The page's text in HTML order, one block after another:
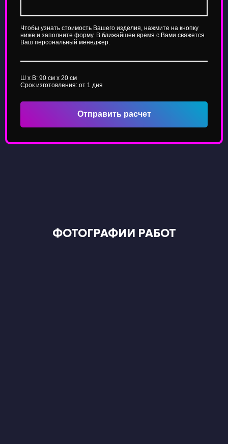
Чтобы узнать стоимость Вашего изделия, нажмите на кнопку
ниже и заполните форму. В ближайшее время с Вами свяжется
Ваш персональный менеджер.
Ш x В: 90 см x 20 см
Срок изготовления: от 1 дня
Отправить расчет
ФОТОГРАФИИ РАБОТ